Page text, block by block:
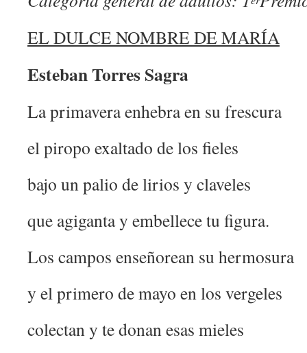
EL DULCE NOMBRE DE MARÍA
Esteban Torres Sagra
La primavera enhebra en su frescura
el piropo exaltado de los fieles
bajo un palio de lirios y claveles
que agiganta y embellece tu figura.
Los campos enseñorean su hermosura
y el primero de mayo en los vergeles
colectan y te donan esas mieles